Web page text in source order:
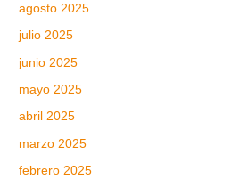
agosto 2025
julio 2025
junio 2025
mayo 2025
abril 2025
marzo 2025
febrero 2025